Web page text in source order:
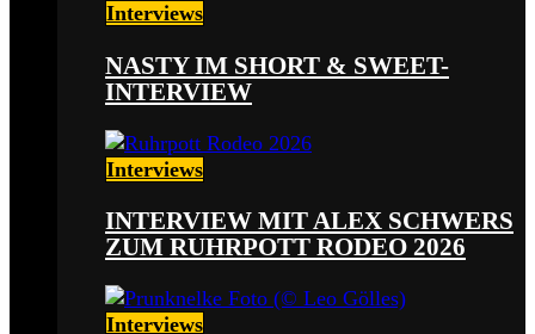
Interviews
NASTY IM SHORT & SWEET-
INTERVIEW
Interviews
INTERVIEW MIT ALEX SCHWERS
ZUM RUHRPOTT RODEO 2026
Interviews